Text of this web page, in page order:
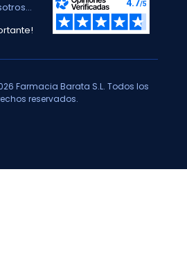
Farmacia Barata S.L. Todos los
reservados.